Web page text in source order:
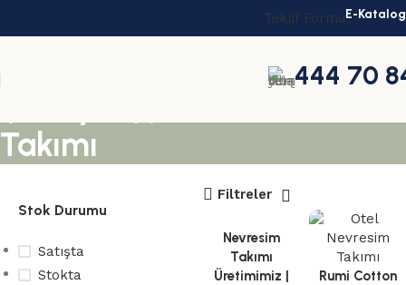
Teklif FormuE-Katalog
444 70
Takımı
Stok Durumu
Satışta
Stokta
Filtreler
Nevresim
Takımı
Üretimimiz |
Rumi Cotton